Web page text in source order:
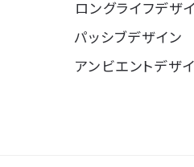
ロングライフデザ
パッシブデザイン
アンビエントデザ